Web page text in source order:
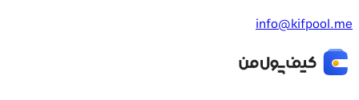
info@kifpool.me